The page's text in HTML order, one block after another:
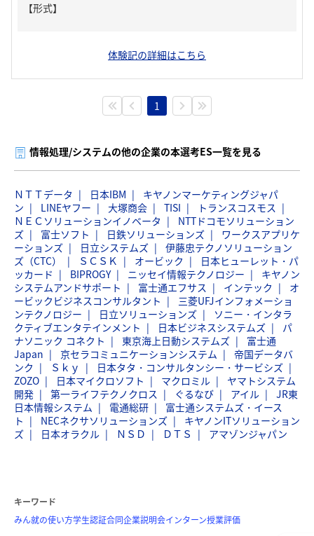
【形式】
体験記の詳細はこちら
1
情報処理/システムの他の企業の本選考ES一覧を見る
ＮＴＴデータ 日本IBM
キヤノンマーケティングジャパ
ン
LINEヤフー 大塚商会 TISI
トランスコスモス
ＮＥＣソリューションイノベータ
NTTドコモソリューション
ズ
富士ソフト 日鉄ソリューションズ
ワークスアプリケ
ーションズ
日立システムズ
伊藤忠テクノソリューション
ズ（CTC）
ＳＣＳＫ オービック
日本ヒューレット・パ
ッカード
BIPROGY ニッセイ情報テクノロジー
キヤノン
システムアンドサポート
富士通エフサス インテック
オ
ービックビジネスコンサルタント
三菱UFJインフォメーショ
ンテクノロジー
日立ソリューションズ
ソニー・インタラ
クティブエンタテインメント
日本ビジネスシステムズ
パ
ナソニック コネクト
東京海上日動システムズ
富士通
Japan
京セラコミュニケーションシステム
帝国データバ
ンク
Ｓｋｙ
日本タタ・コンサルタンシー・サービシズ
ZOZO
日本マイクロソフト マクロミル
ヤマトシステム
開発
第一ライフテクノクロス ぐるなび アイル
JR東
日本情報システム
電通総研
富士通システムズ・イース
ト
NECネクサソリューションズ
キヤノンITソリューション
ズ
日本オラクル ＮＳＤ ＤＴＳ アマゾンジャパン
キーワード
みん就の使い方学生認証合同企業説明会インターン授業評価